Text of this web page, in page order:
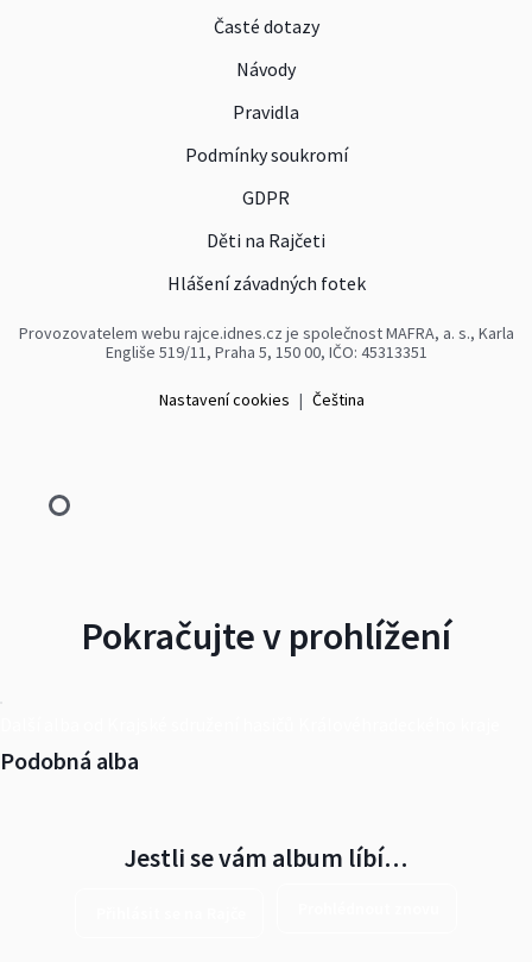
Časté dotazy
Návody
Pravidla
Podmínky soukromí
GDPR
Děti na Rajčeti
Hlášení závadných fotek
Provozovatelem webu rajce.idnes.cz je společnost MAFRA, a. s., Karla
Engliše 519/11, Praha 5, 150 00, IČO: 45313351
Nastavení cookies | Čeština
Pokračujte v prohlížení
Podobná alba
Jestli se vám album líbí…